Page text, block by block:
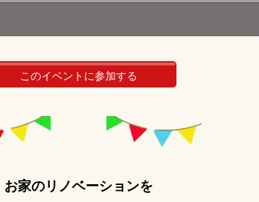
このイベントに参加する
お家のリノベーションを